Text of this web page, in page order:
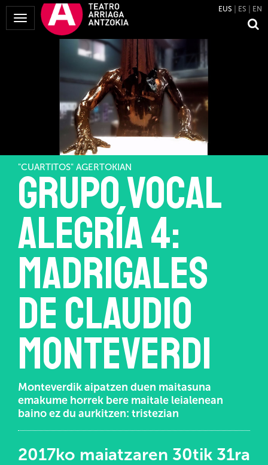
Menua
erakutsi
EUS ES EN
"CUARTITOS" AGERTOKIAN
Grupo Vocal
Alegría 4:
Madrigales
de Claudio
Monteverdi
Monteverdik aipatzen duen maitasuna
emakume horrek bere maitale leialenean
baino ez du aurkitzen: tristezian
2017ko maiatzaren 30tik 31ra